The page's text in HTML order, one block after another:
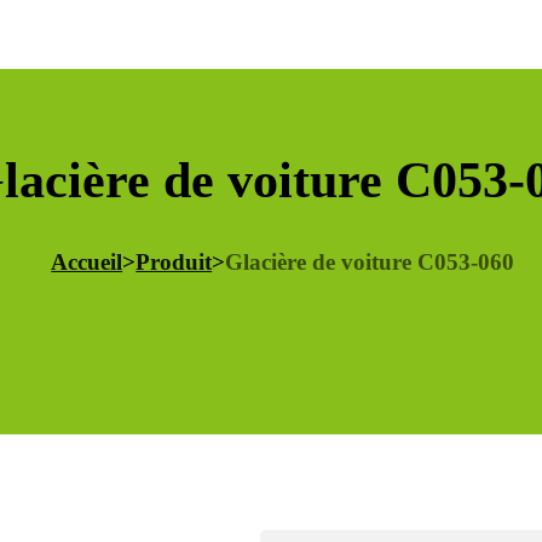
de voiture C053-
Accueil>Produit>Glacière de voiture C053-060